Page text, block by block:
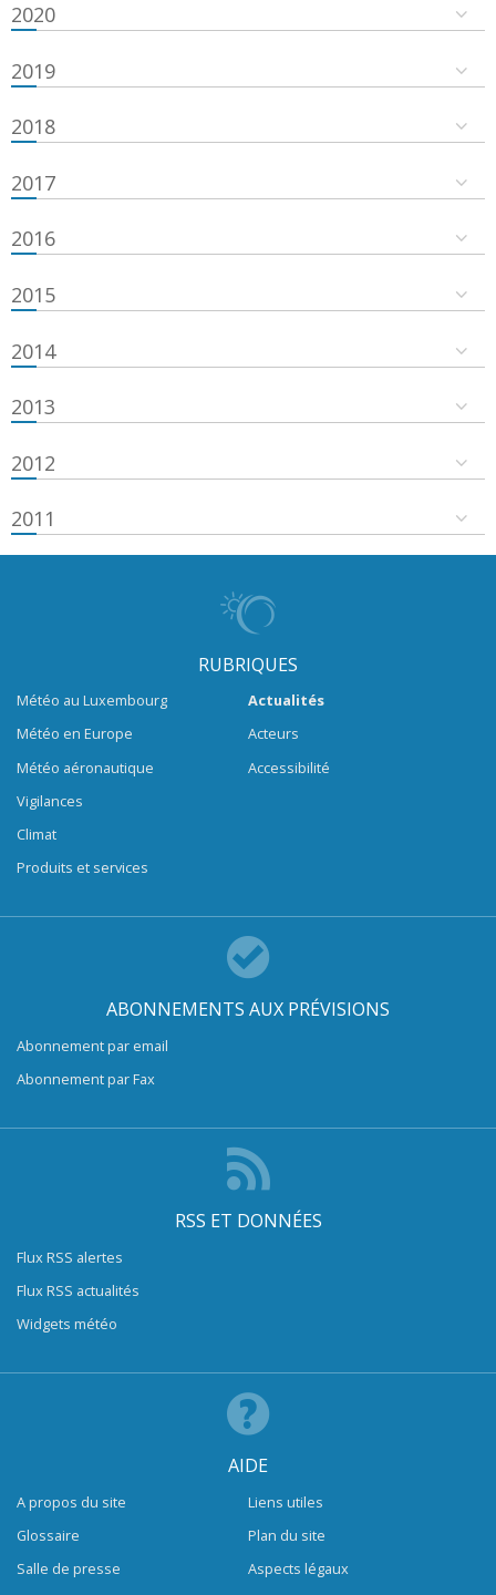
2020
2019
2018
2017
2016
2015
2014
2013
2012
2011
RUBRIQUES
Météo au Luxembourg
Météo en Europe
Météo aéronautique
Vigilances
Climat
Produits et services
Actualités
Acteurs
Accessibilité
ABONNEMENTS AUX PRÉVISIONS
Abonnement par email
Abonnement par Fax
RSS ET DONNÉES
Flux RSS alertes
Flux RSS actualités
Widgets météo
AIDE
A propos du site
Glossaire
Salle de presse
Liens utiles
Plan du site
Aspects légaux